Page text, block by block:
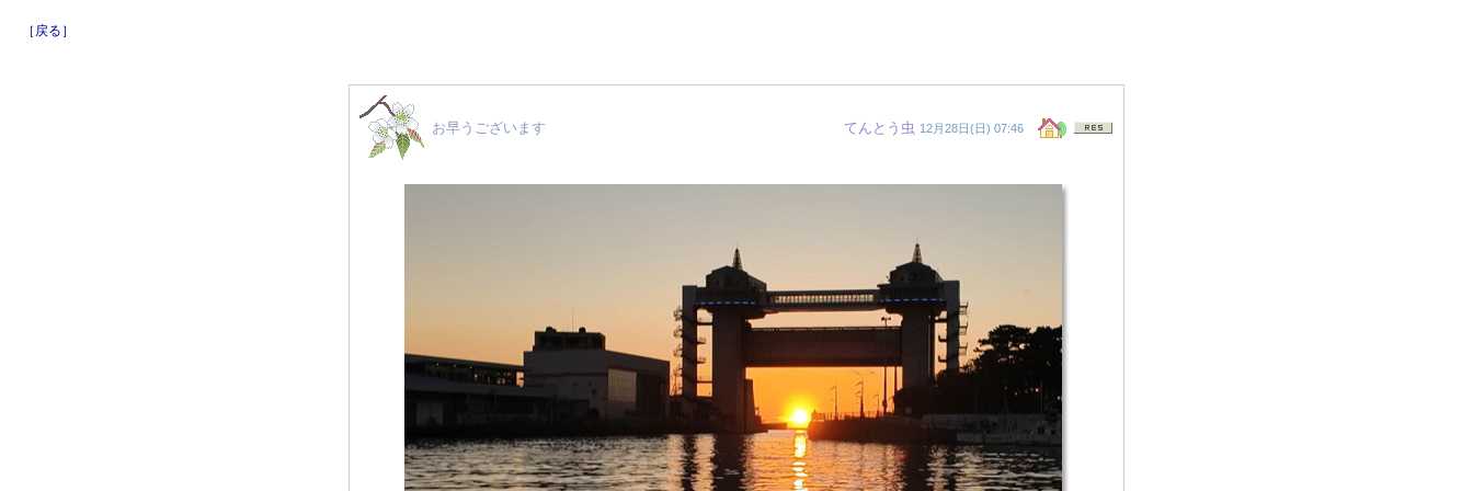
［戻る］
お早うございます てんとう虫 12月28日(日) 07:46